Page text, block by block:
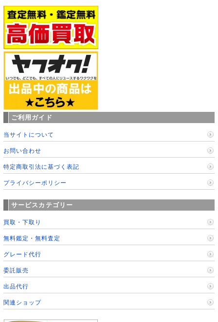
ご利用ガイド
当サイトについて
お問い合わせ
特定商取引法に基づく表記
プライバシーポリシー
サービスカテゴリー
買取・下取り
無料鑑定・無料査定
グレード代行
委託販売
出品代行
関連ショップ